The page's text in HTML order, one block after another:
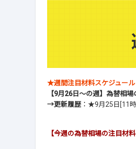
★週間注目材料スケジュー
【9月26日～の週】為替相
→更新履歴 ：★9月25日[11
【今週の為替相場の注目材